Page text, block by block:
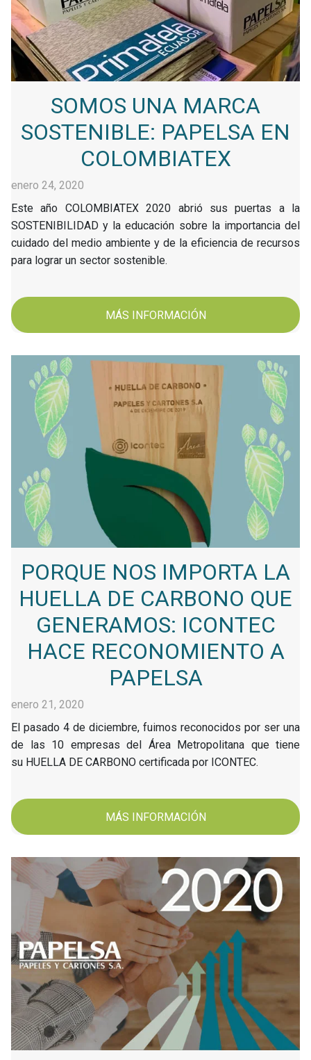
SOMOS UNA MARCA
SOSTENIBLE: PAPELSA EN
COLOMBIATEX
enero 24, 2020
Este año COLOMBIATEX 2020 abrió sus puertas a la
SOSTENIBILIDAD y la educación sobre la importancia del
cuidado del medio ambiente y de la eficiencia de recursos
para lograr un sector sostenible.
MÁS INFORMACIÓN
PORQUE NOS IMPORTA LA
HUELLA DE CARBONO QUE
GENERAMOS: ICONTEC
HACE RECONOMIENTO A
PAPELSA
enero 21, 2020
El pasado 4 de diciembre, fuimos reconocidos por ser una
de las 10 empresas del Área Metropolitana que tiene
su HUELLA DE CARBONO certificada por ICONTEC.
MÁS INFORMACIÓN